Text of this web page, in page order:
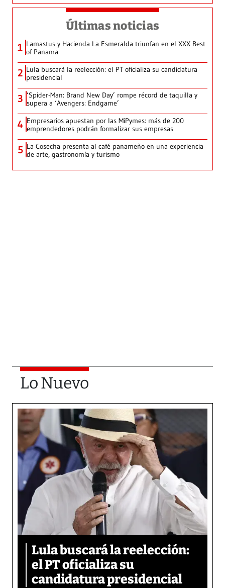
Últimas noticias
1 Lamastus y Hacienda La Esmeralda triunfan en el XXX Best
of Panama
2 Lula buscará la reelección: el PT oficializa su candidatura
presidencial
3 ‘Spider-Man: Brand New Day’ rompe récord de taquilla y
supera a ‘Avengers: Endgame’
4 Empresarios apuestan por las MiPymes: más de 200
emprendedores podrán formalizar sus empresas
5 La Cosecha presenta al café panameño en una experiencia
de arte, gastronomía y turismo
Lo Nuevo
Lula buscará la reelección:
el PT oficializa su
candidatura presidencial